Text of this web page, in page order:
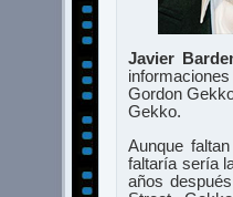
Javier
informaciones
Gordon
Gekko.
Aunque
faltaría sería
años